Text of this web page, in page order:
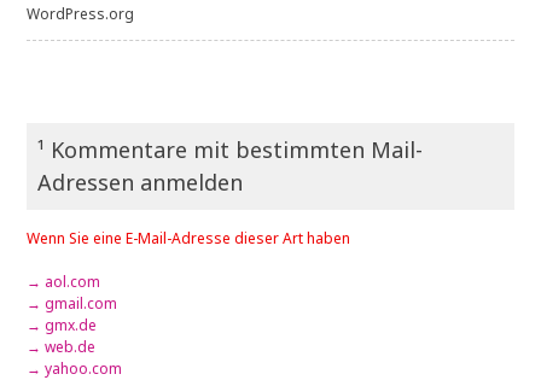
WordPress.org
¹ Kommentare mit bestimmten Mail-
Adressen anmelden
Wenn Sie eine E-Mail-Adresse dieser Art haben
→ aol.com
→ gmail.com
→ gmx.de
→ web.de
→ yahoo.com